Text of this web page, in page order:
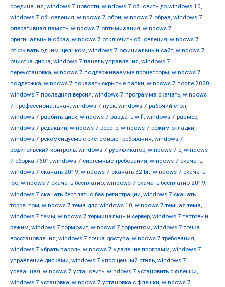
соединения, windows 7 новости, windows 7 обновить до windows 10,
windows 7 обновления, windows 7 обои, windows 7 образ, windows 7
оперативная память, windows 7 оптимизация, windows 7
оригинальный образ, windows 7 отключить обновления, windows 7
открывать одним щелчком, windows 7 официальный сайт, windows 7
очистка диска, windows 7 панель управления, windows 7
переустановка, windows 7 поддерживаемые процессоры, windows 7
поддержка, windows 7 показать скрытые папки, windows 7 после 2020,
windows 7 последняя версия, windows 7 программа скачать, windows
7 профессиональная, windows 7 пуск, windows 7 рабочий стол,
windows 7 разбить диск, windows 7 раздать wifi, windows 7 размер,
windows 7 редакции, windows 7 реестр, windows 7 режим отладки,
windows 7 рекомендуемые системные требования, windows 7
родительский контроль, windows 7 русификатор, windows 7 с, windows
7 сборка 7601 , windows 7 системные требования, windows 7 скачать,
windows 7 скачать 2019, windows 7 скачать 32 bit, windows 7 скачать
iso, windows 7 скачать бесплатно, windows 7 скачать бесплатно 2019,
windows 7 скачать бесплатно без регистрации, windows 7 скачать
торрентом, windows 7 тема для windows 10, windows 7 темная тема,
windows 7 темы, windows 7 терминальный сервер, windows 7 тестовый
режим, windows 7 тормозит, windows 7 торрентом, windows 7 точка
восстановления, windows 7 точка доступа, windows 7 требования,
windows 7 убрать пароль, windows 7 удаление программ, windows 7
управление дисками, windows 7 упрощенный стиль, windows 7
урезанная, windows 7 установить, windows 7 установить с флешки,
windows 7 установка, windows 7 установка с флешки, windows 7